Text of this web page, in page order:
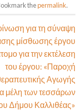
thepermalink.
για τη σύναψη
μίσθωσης έργου
για την εκτέλεση
του έργου: «Παροχή
Αγωγής
μέλη των τεσσάρων
Δήμου Καλλιθέας»